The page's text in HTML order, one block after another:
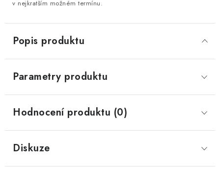
v nejkratším možném termínu.
Popis produktu
Parametry produktu
Hodnocení produktu (0)
Diskuze